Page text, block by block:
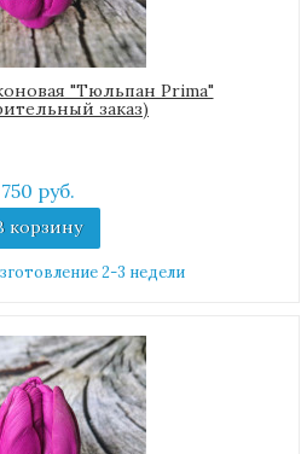
"Тюльпан Prima"
заказ)
750 руб.
корзину
2-3 недели